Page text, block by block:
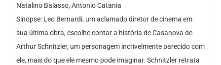
Natalino Balasso, Antonio Catania
Sinopse: Leo Bernardi, um aclamado diretor de cinema em
sua última obra, escolhe contar a história de Casanova de
Arthur Schnitzler, um personagem incrivelmente parecido com
ele, mais do que ele mesmo pode imaginar. Schnitzler retrata